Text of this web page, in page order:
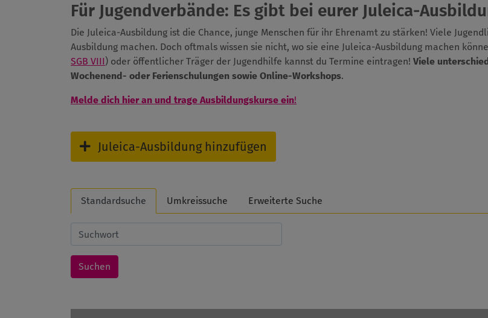
Für Jugendverbände: Es gibt bei eurer Juleica-
Die Juleica-Ausbildung ist die Chance, junge Menschen für ihr Ehrenamt zu stärken! Viele
Ausbildung machen. Doch oftmals wissen sie nicht, wo sie eine Juleica-Ausbildung machen
SGB VIII ) oder öffentlicher Träger der Jugendhilfe kannst du Termine eintragen! Viele
Wochenend- oder Ferienschulungen sowie Online-Workshops.
Melde dich hier an und trage Ausbildungskurse ein!
Juleica-Ausbildung hinzufügen
Standardsuche Umkreissuche Erweiterte Suche